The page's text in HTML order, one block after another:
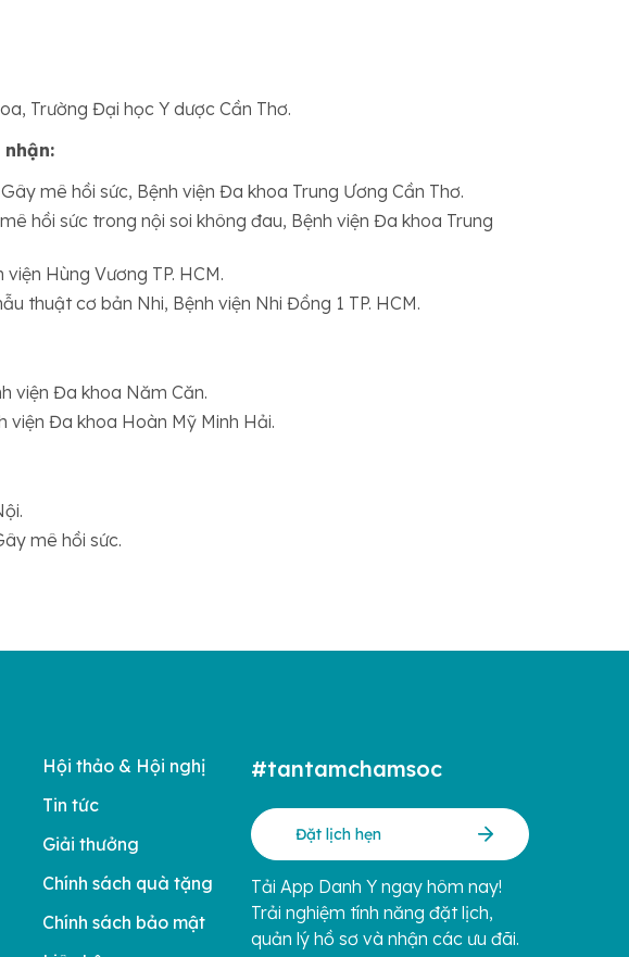
Trường Đại học Y dược Cần Thơ.
mê hồi sức, Bệnh viện Đa khoa Trung Ương Cần Thơ.
hồi sức trong nội soi không đau, Bệnh viện Đa khoa Trung
Hùng Vương TP. HCM.
thuật cơ bản Nhi, Bệnh viện Nhi Đồng 1 TP. HCM.
viện Đa khoa Năm Căn.
viện Đa khoa Hoàn Mỹ Minh Hải.
mê hồi sức.
Hội thảo & Hội nghị
Tin tức
Giải thưởng
Chính sách quà tặng
Chính sách bảo mật
#tantamchamsoc
Đặt lịch hẹn
Tải App Danh Y ngay hôm nay!
Trải nghiệm tính năng đặt lịch,
quản lý hồ sơ và nhận các ưu đãi.